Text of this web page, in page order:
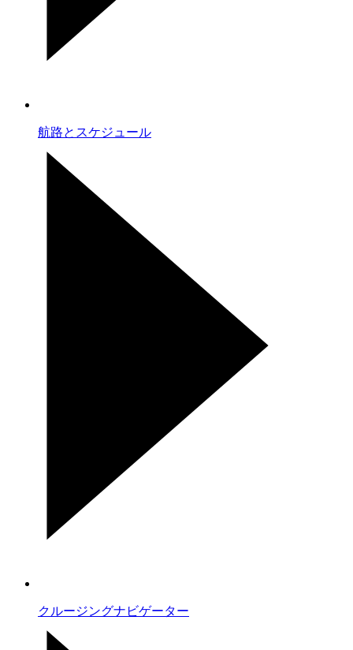
航路とスケジュール
クルージングナビゲーター